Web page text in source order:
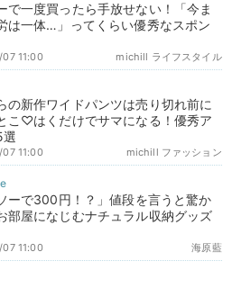
で一度買ったら手放せない！「今ま
は一体…」ってくらい優秀なスポン
michill ライフスタイル
11:00
の新作ワイドパンツは売り切れ前に
こ♡はくだけでサマになる！優秀ア
選
michill ファッション
11:00
ーで300円！？」値段を言うと驚か
部屋になじむナチュラル収納グッズ
海原藍
11:00